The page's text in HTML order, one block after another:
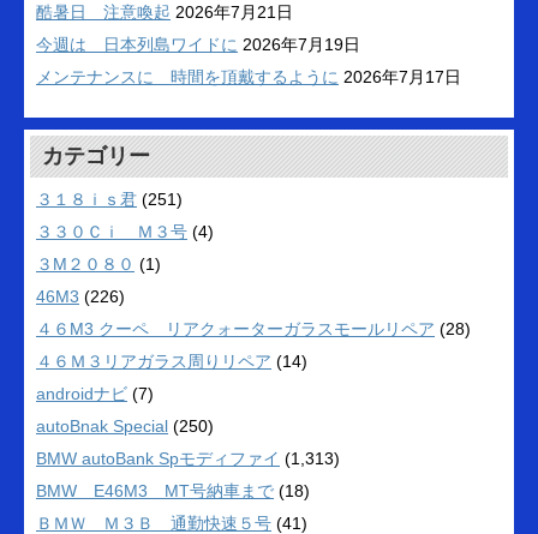
酷暑日 注意喚起 2026年7月21日
今週は 日本列島ワイドに 2026年7月19日
メンテナンスに 時間を頂戴するように 2026年7月17日
カテゴリー
３１８ｉｓ君 (251)
３３０Ｃｉ Ｍ３号 (4)
３M２０８０ (1)
46M3 (226)
４６M3 クーペ リアクォーターガラスモールリペア (28)
４６Ｍ３リアガラス周りリペア (14)
androidナビ (7)
autoBnak Special (250)
BMW autoBank Spモディファイ (1,313)
BMW E46M3 MT号納車まで (18)
ＢＭＷ Ｍ３Ｂ 通勤快速５号 (41)